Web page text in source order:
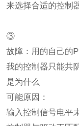
来选择合适的控制
③
故障：用的自己的
我的控制器只能共
是为什么
可能原因：
输入控制信号电平